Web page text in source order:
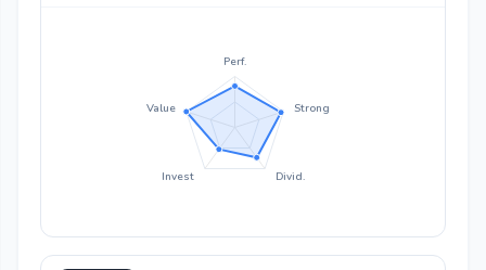
Perf.
Strong
Divid.
Invest
Value